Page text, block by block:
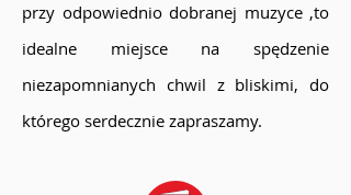
przy odpowiednio dobranej muzyce ,to
idealne miejsce na spędzenie
niezapomnianych chwil z bliskimi, do
którego serdecznie zapraszamy.